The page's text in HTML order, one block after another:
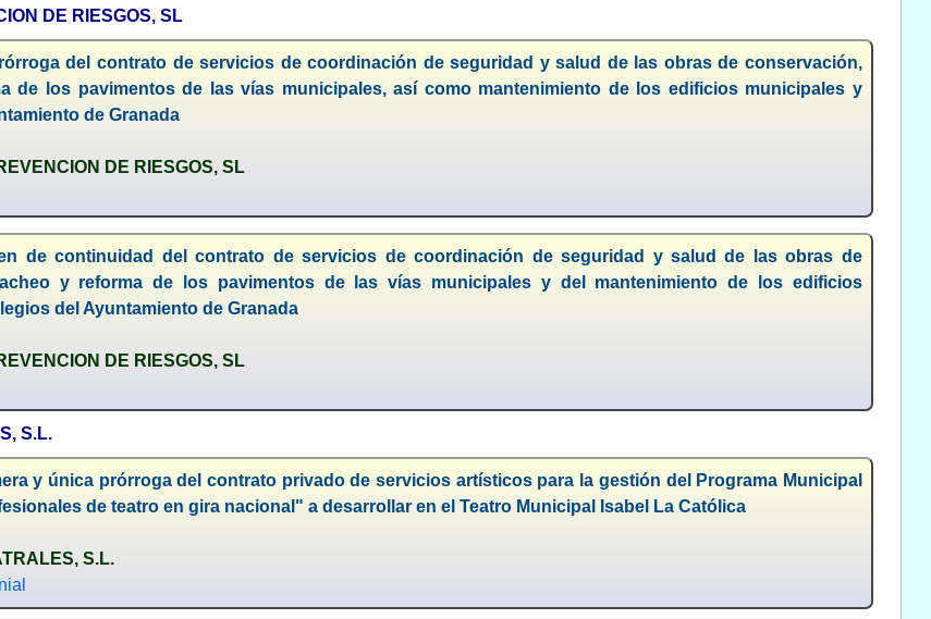
DE RIESGOS, SL
del contrato de servicios de coordinación de seguridad y salud de las obras de conservación,
de los pavimentos de las vías municipales, así como mantenimiento de los edificios municipales y
de Granada
DE RIESGOS, SL
de continuidad del contrato de servicios de coordinación de seguridad y salud de las obras de
y reforma de los pavimentos de las vías municipales y del mantenimiento de los edificios
del Ayuntamiento de Granada
DE RIESGOS, SL
S.L.
y única prórroga del contrato privado de servicios artísticos para la gestión del Programa Municipal
de teatro en gira nacional" a desarrollar en el Teatro Municipal Isabel La Católica
S.L.